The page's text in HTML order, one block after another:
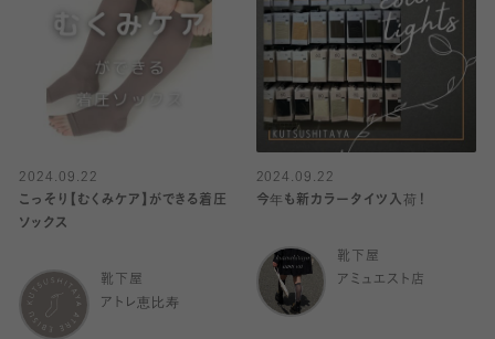
2024.09.22
こっそり【むくみケア】ができる着圧
ソックス
靴下屋
アトレ恵比寿
2024.09.22
今年も新カラータイツ入荷！
靴下屋
アミュエスト店